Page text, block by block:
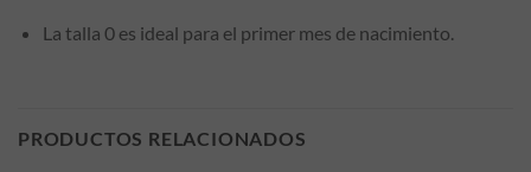
La talla 0 es ideal para el primer mes de nacimiento.
PRODUCTOS RELACIONADOS